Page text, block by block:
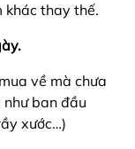
khác thay thế.
về mà chưa
ban đầu
xước…)